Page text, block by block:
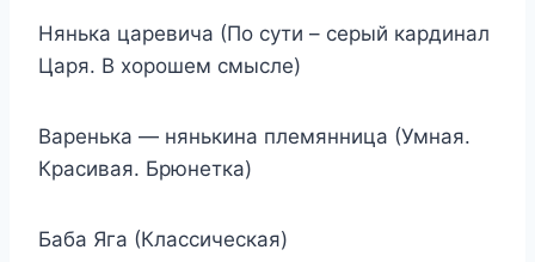
Нянька царевича (По сути – серый кардинал
Царя. В хорошем смысле)
Варенька — нянькина племянница (Умная.
Красивая. Брюнетка)
Баба Яга (Классическая)